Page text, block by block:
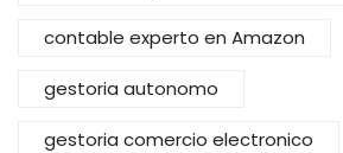
contable experto en Amazon
gestoria autonomo
gestoria comercio electronico